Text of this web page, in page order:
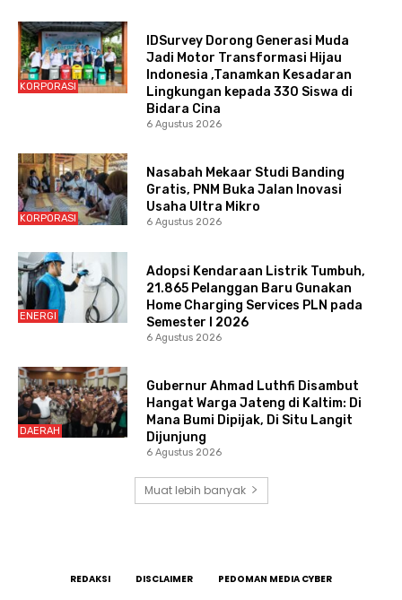
KORPORASI
IDSurvey Dorong Generasi Muda
Jadi Motor Transformasi Hijau
Indonesia ,Tanamkan Kesadaran
Lingkungan kepada 330 Siswa di
Bidara Cina
6 Agustus 2026
KORPORASI
Nasabah Mekaar Studi Banding
Gratis, PNM Buka Jalan Inovasi
Usaha Ultra Mikro
6 Agustus 2026
ENERGI
Adopsi Kendaraan Listrik Tumbuh,
21.865 Pelanggan Baru Gunakan
Home Charging Services PLN pada
Semester I 2026
6 Agustus 2026
DAERAH
Gubernur Ahmad Luthfi Disambut
Hangat Warga Jateng di Kaltim: Di
Mana Bumi Dipijak, Di Situ Langit
Dijunjung
6 Agustus 2026
Muat lebih banyak
REDAKSI DISCLAIMER PEDOMAN MEDIA CYBER